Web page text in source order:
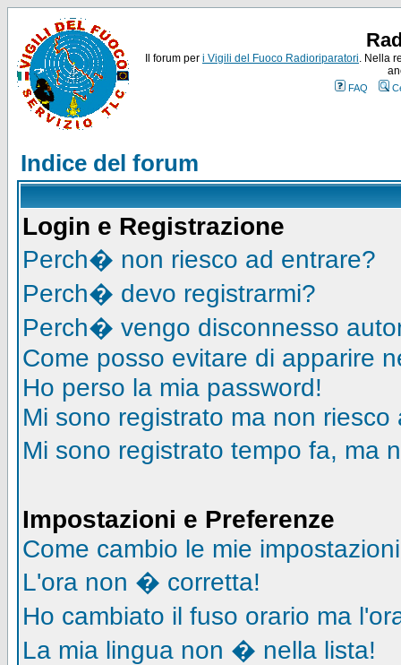
Il forum per i Vigili del Fuoco Radioriparatori. Nella
FAQ
Indice del forum
Login e Registrazione
Perch� non riesco ad entrare?
Perch� devo registrarmi?
Perch� vengo disconnesso
Come posso evitare di apparire
Ho perso la mia password!
Mi sono registrato ma non riesco
Mi sono registrato tempo fa, ma
Impostazioni e Preferenze
Come cambio le mie
L'ora non � corretta!
Ho cambiato il fuso orario ma
La mia lingua non � nella lista!